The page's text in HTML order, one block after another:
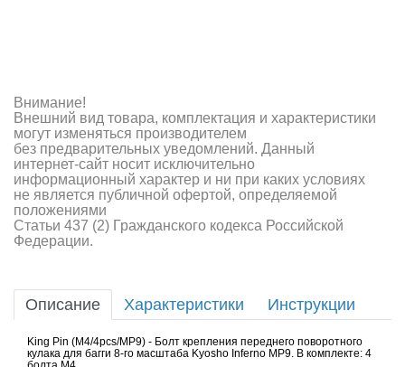
Аппаратура и электроника
Аккумуляторы и батарейки
Зарядные устройства и блоки питания
Двигатели
Инструмент,измерительные приборы,расходники
Оптовая продажа запчастей для моделей
Внимание!
Внешний вид товара, комплектация и характеристики
могут изменяться производителем
без предварительных уведомлений. Данный
интернет-сайт носит исключительно
информационный характер и ни при каких условиях
не является публичной офертой, определяемой
положениями
Статьи 437 (2) Гражданского кодекса Российской
Федерации.
Описание Характеристики Инструкции
King Pin (M4/4pcs/MP9) - Болт крепления переднего поворотного
кулака для багги 8-го масштаба Kyosho Inferno MP9. В комплекте: 4